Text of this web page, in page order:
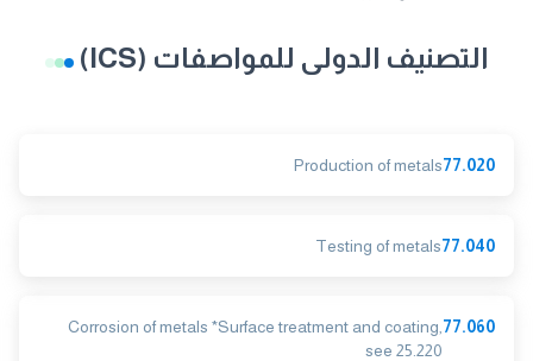
التصنيف الدولى للمواصفات (ICS)
77.020
Production of metals
77.040
Testing of metals
77.060
Corrosion of metals *Surface treatment and coating,
see 25.220